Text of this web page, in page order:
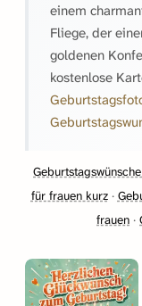
einem
Fliege, der
goldenen
kostenlose
für frauen kurz·
frauen ·